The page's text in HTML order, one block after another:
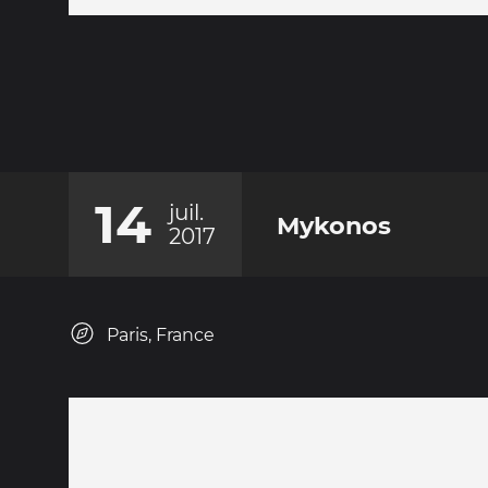
14
juil.
2017
Mykonos
Paris, France